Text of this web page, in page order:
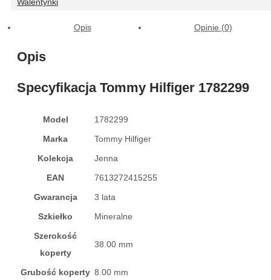
Opis Opinie (0)
Opis
Specyfikacja Tommy Hilfiger 1782299
Model
1782299
Marka
Tommy Hilfiger
Kolekcja
Jenna
EAN
7613272415255
Gwarancja
3 lata
Szkiełko
Mineralne
Szerokość
koperty
38.00 mm
Grubość koperty 8.00 mm